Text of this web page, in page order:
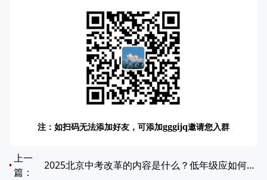
注：如扫码无法添加好友，可添加gggijq邀请您入群
上一
篇：
2025北京中考改革的内容是什么？低年级应如何应对中考改革？